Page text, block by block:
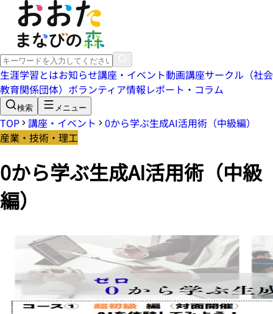
生涯学習とはお知らせ講座・イベント動画講座サークル（社会
教育関係団体） ボランティア情報レポート・コラム
検索 メニュー
TOP 講座・イベント
0から学ぶ生成AI活用術（中級編）
産業・技術・理工
0から学ぶ生成AI活用術（中級
編）